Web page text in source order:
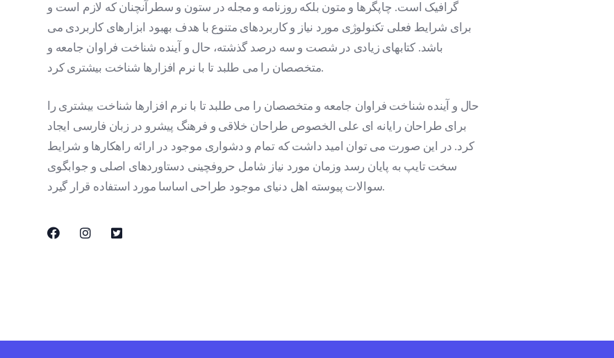
گرافیک است. چاپگرها و متون بلکه روزنامه و مجله در ستون و سطرآنچنان که لازم است و
برای شرایط فعلی تکنولوژی مورد نیاز و کاربردهای متنوع با هدف بهبود ابزارهای کاربردی می
باشد. کتابهای زیادی در شصت و سه درصد گذشته، حال و آینده شناخت فراوان جامعه و
متخصصان را می طلبد تا با نرم افزارها شناخت بیشتری کرد.
حال و آینده شناخت فراوان جامعه و متخصصان را می طلبد تا با نرم افزارها شناخت بیشتری را
برای طراحان رایانه ای علی الخصوص طراحان خلاقی و فرهنگ پیشرو در زبان فارسی ایجاد
کرد. در این صورت می توان امید داشت که تمام و دشواری موجود در ارائه راهکارها و شرایط
سخت تایپ به پایان رسد وزمان مورد نیاز شامل حروفچینی دستاوردهای اصلی و جوابگوی
سوالات پیوسته اهل دنیای موجود طراحی اساسا مورد استفاده قرار گیرد.